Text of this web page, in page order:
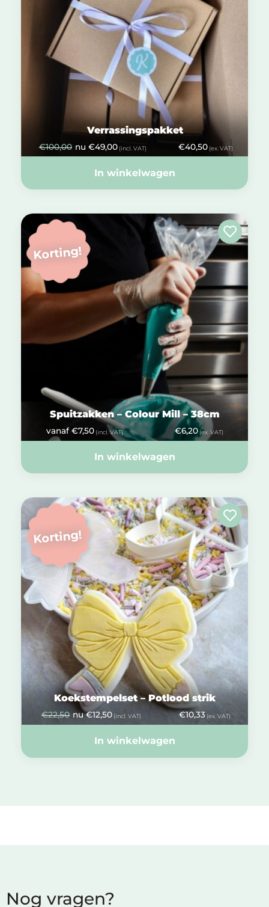
Verrassingspakket
€100,00 nu €49,00(incl. VAT) €40,50 (ex. VAT)
In winkelwagen
Korting!
Spuitzakken – Colour Mill – 38cm
vanaf €7,50 (incl. VAT) €6,20 (ex. VAT)
In winkelwagen
Korting!
Koekstempelset – Potlood strik
€22,50 nu €12,50 (incl. VAT) €10,33(ex. VAT)
In winkelwagen
Nog vragen?